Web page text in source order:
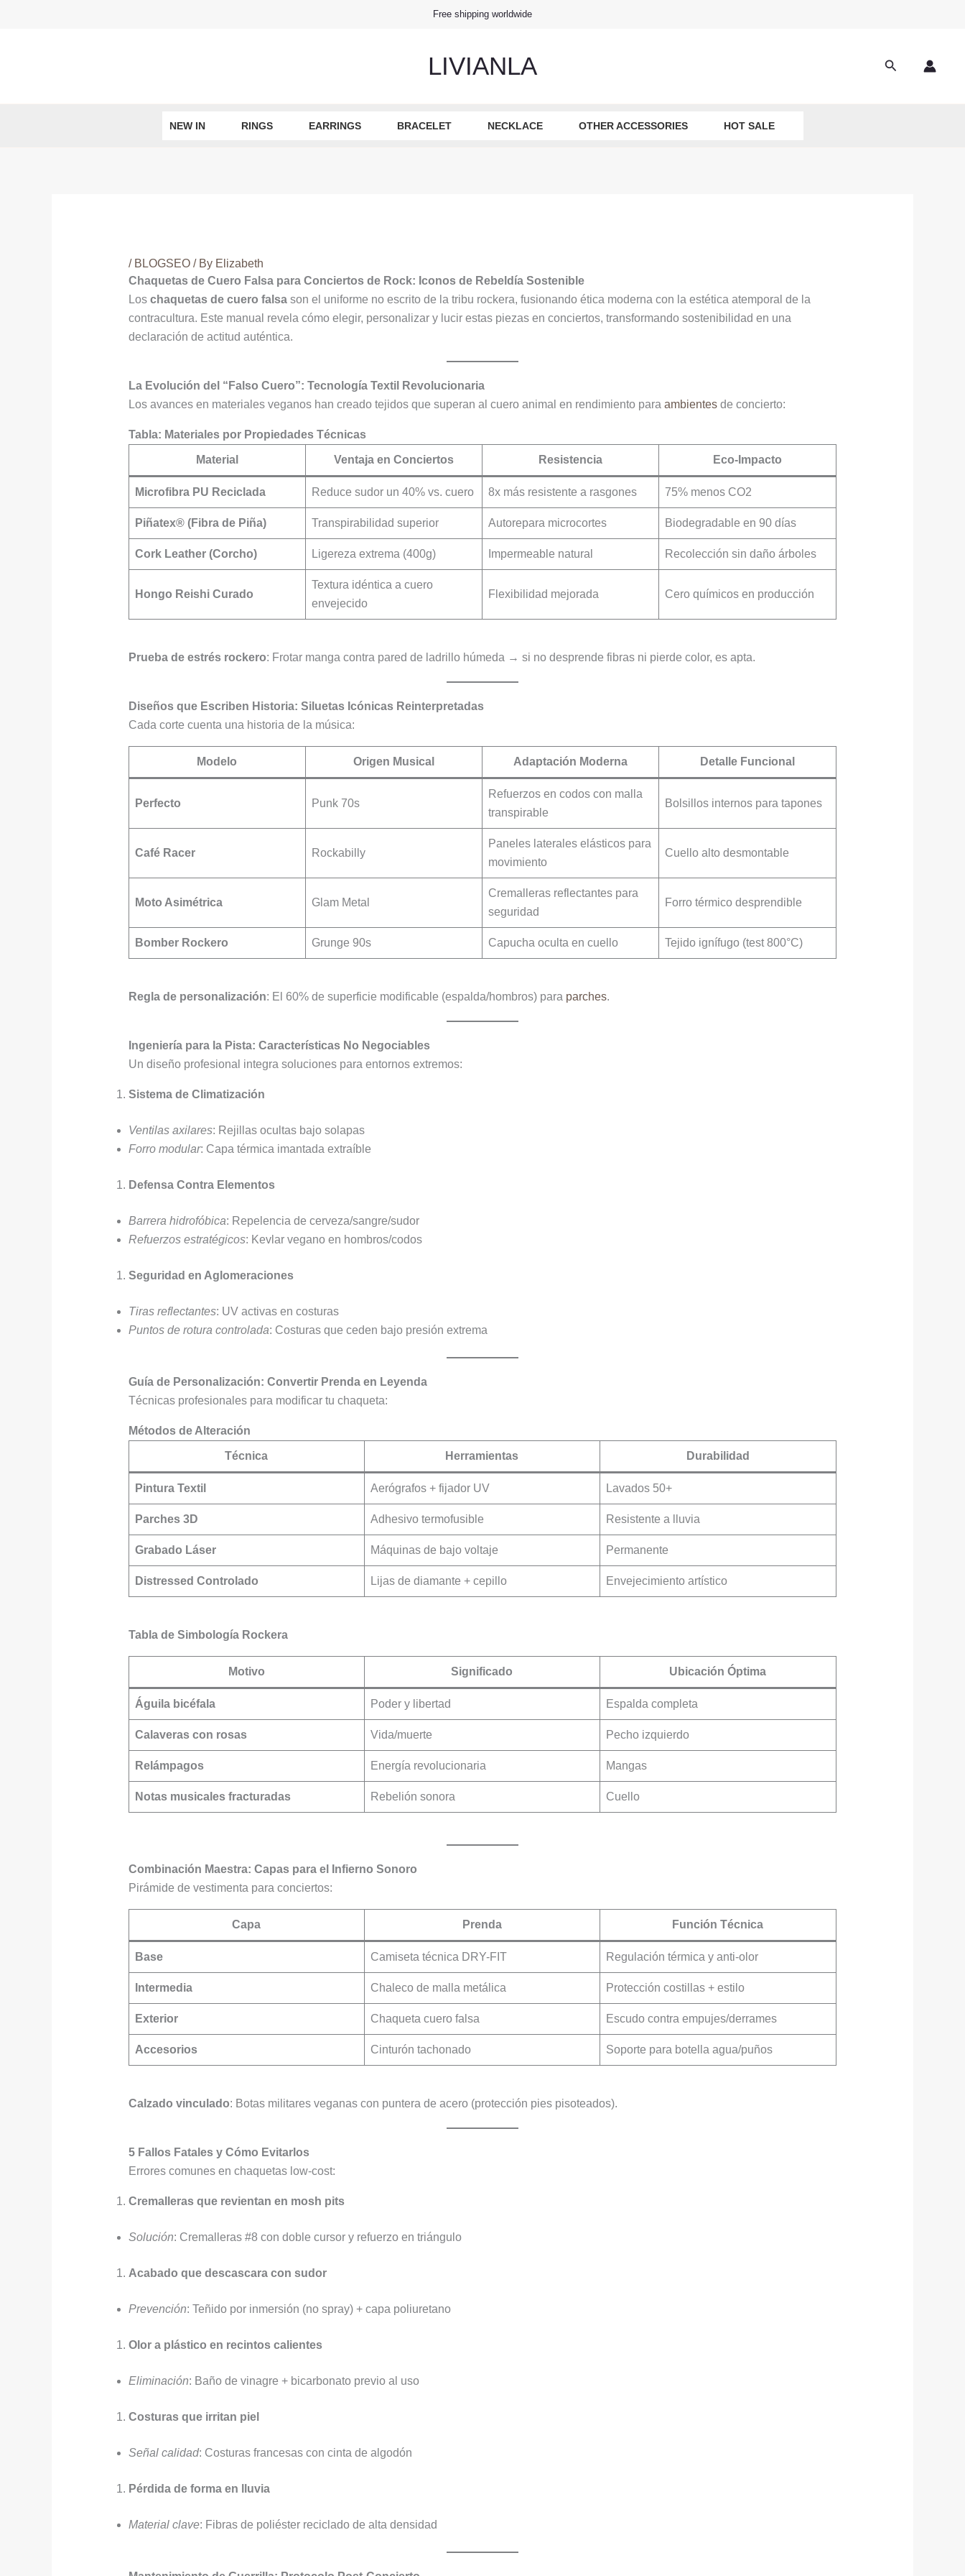
Free shipping worldwide
LIVIANLA Search
NEW IN RINGS EARRINGS BRACELET NECKLACE OTHER ACCESSORIES HOT SALE
/ BLOGSEO/ By Elizabeth
Chaquetas de Cuero Falsa para Conciertos de Rock: Iconos de Rebeldía Sostenible
Los chaquetas de cuero falsason el uniforme no escrito de la tribu rockera, fusionando ética moderna con la estética atemporal de la
contracultura. Este manual revela cómo elegir, personalizar y lucir estas piezas en conciertos, transformando sostenibilidad en una
declaración de actitud auténtica.
La Evolución del “Falso Cuero”: Tecnología Textil Revolucionaria
Los avances en materiales veganos han creado tejidos que superan al cuero animal en rendimiento para ambientesde concierto:
Tabla: Materiales por Propiedades Técnicas
Material Ventaja en Conciertos Resistencia Eco-Impacto
Microfibra PU Reciclada Reduce sudor un 40% vs. cuero 8x más resistente a rasgones 75% menos CO2
Piñatex® (Fibra de Piña) Transpirabilidad superior Autorepara microcortes Biodegradable en 90 días
Cork Leather (Corcho) Ligereza extrema (400g) Impermeable natural Recolección sin daño árboles
Hongo Reishi Curado
Textura idéntica a cuero
envejecido
Flexibilidad mejorada Cero químicos en producción
Prueba de estrés rockero: Frotar manga contra pared de ladrillo húmeda → si no desprende fibras ni pierde color, es apta.
Diseños que Escriben Historia: Siluetas Icónicas Reinterpretadas
Cada corte cuenta una historia de la música:
Modelo Origen Musical Adaptación Moderna Detalle Funcional
Perfecto Punk 70s
Refuerzos en codos con malla
transpirable
Bolsillos internos para tapones
Café Racer Rockabilly
Paneles laterales elásticos para
movimiento
Cuello alto desmontable
Moto Asimétrica Glam Metal
Cremalleras reflectantes para
seguridad
Forro térmico desprendible
Bomber Rockero Grunge 90s Capucha oculta en cuello Tejido ignífugo (test 800°C)
Regla de personalización: El 60% de superficie modificable (espalda/hombros) para parches.
Ingeniería para la Pista: Características No Negociables
Un diseño profesional integra soluciones para entornos extremos:
Sistema de Climatización
Ventilas axilares: Rejillas ocultas bajo solapas
Forro modular: Capa térmica imantada extraíble
Defensa Contra Elementos
Barrera hidrofóbica: Repelencia de cerveza/sangre/sudor
Refuerzos estratégicos: Kevlar vegano en hombros/codos
Seguridad en Aglomeraciones
Tiras reflectantes: UV activas en costuras
Puntos de rotura controlada: Costuras que ceden bajo presión extrema
Guía de Personalización: Convertir Prenda en Leyenda
Técnicas profesionales para modificar tu chaqueta:
Métodos de Alteración
Técnica Herramientas Durabilidad
Pintura Textil Aerógrafos + fijador UV Lavados 50+
Parches 3D Adhesivo termofusible Resistente a lluvia
Grabado Láser Máquinas de bajo voltaje Permanente
Distressed Controlado Lijas de diamante + cepillo Envejecimiento artístico
Tabla de Simbología Rockera
Motivo Significado Ubicación Óptima
Águila bicéfala Poder y libertad Espalda completa
Calaveras con rosas Vida/muerte Pecho izquierdo
Relámpagos Energía revolucionaria Mangas
Notas musicales fracturadas Rebelión sonora Cuello
Combinación Maestra: Capas para el Infierno Sonoro
Pirámide de vestimenta para conciertos:
Capa Prenda Función Técnica
Base Camiseta técnica DRY-FIT Regulación térmica y anti-olor
Intermedia Chaleco de malla metálica Protección costillas + estilo
Exterior Chaqueta cuero falsa Escudo contra empujes/derrames
Accesorios Cinturón tachonado Soporte para botella agua/puños
Calzado vinculado: Botas militares veganas con puntera de acero (protección pies pisoteados).
5 Fallos Fatales y Cómo Evitarlos
Errores comunes en chaquetas low-cost:
Cremalleras que revientan en mosh pits
Solución: Cremalleras #8 con doble cursor y refuerzo en triángulo
Acabado que descascara con sudor
Prevención: Teñido por inmersión (no spray) + capa poliuretano
Olor a plástico en recintos calientes
Eliminación: Baño de vinagre + bicarbonato previo al uso
Costuras que irritan piel
Señal calidad: Costuras francesas con cinta de algodón
Pérdida de forma en lluvia
Material clave: Fibras de poliéster reciclado de alta densidad